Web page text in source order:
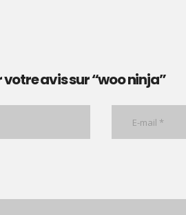
avis sur “woo ninja”